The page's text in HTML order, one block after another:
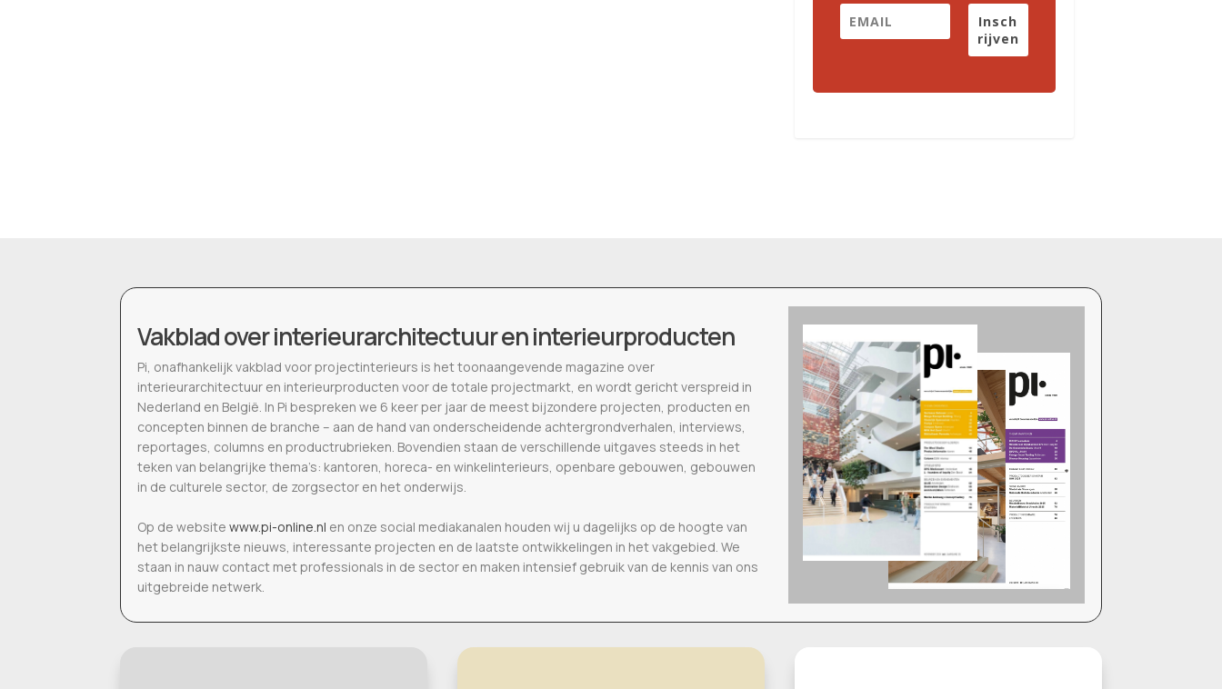
Insch
rijven
Vakblad over interieurarchitectuur en interieurproducten
Pi, onafhankelijk vakblad voor projectinterieurs is het toonaangevende magazine over
interieurarchitectuur en interieurproducten voor de totale projectmarkt, en wordt gericht verspreid in
Nederland en België. In Pi bespreken we 6 keer per jaar de meest bijzondere projecten, producten en
concepten binnen de branche – aan de hand van onderscheidende achtergrondverhalen, interviews,
reportages, columns en productrubrieken. Bovendien staan de verschillende uitgaves steeds in het
teken van belangrijke thema’s: kantoren, horeca- en winkelinterieurs, openbare gebouwen, gebouwen
in de culturele sector, de zorgsector en het onderwijs.
Op de website www.pi-online.nl en onze social mediakanalen houden wij u dagelijks op de hoogte van
het belangrijkste nieuws, interessante projecten en de laatste ontwikkelingen in het vakgebied. We
staan in nauw contact met professionals in de sector en maken intensief gebruik van de kennis van ons
uitgebreide netwerk.